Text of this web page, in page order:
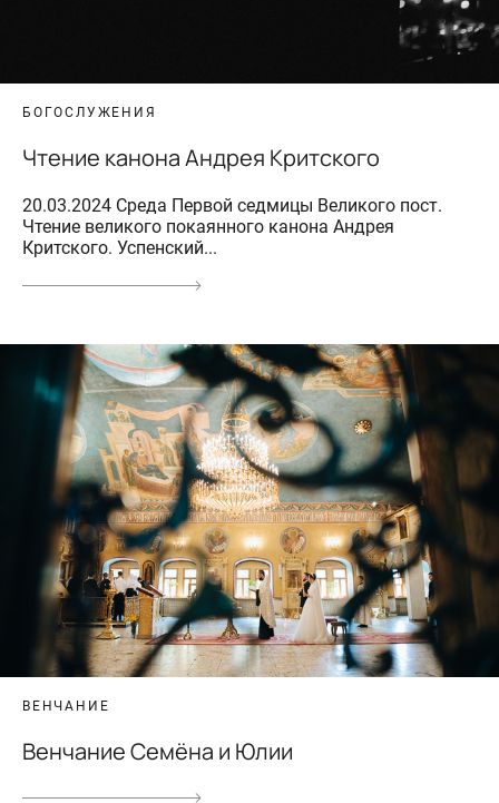
БОГОСЛУЖЕНИЯ
Чтение канона Андрея Критского
20.03.2024 Среда Первой седмицы Великого пост.
Чтение великого покаянного канона Андрея
Критского. Успенский...
ВЕНЧАНИЕ
Венчание Семёна и Юлии